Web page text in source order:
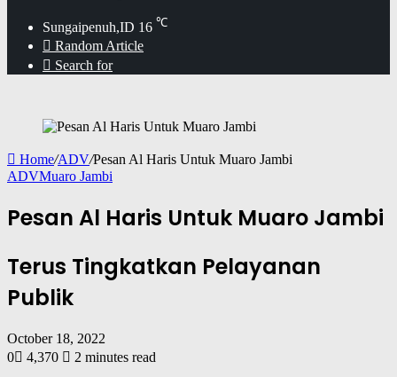
Sungaipenuh,ID 16 ℃
Random Article
Search for
Home/ADV/Pesan Al Haris Untuk Muaro Jambi
ADVMuaro Jambi
Pesan Al Haris Untuk Muaro Jambi
Terus Tingkatkan Pelayanan
Publik
October 18, 2022
0
4,370 2 minutes read